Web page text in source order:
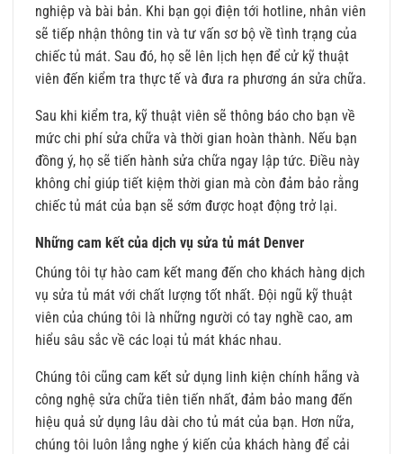
nghiệp và bài bản. Khi bạn gọi điện tới hotline, nhân viên
sẽ tiếp nhận thông tin và tư vấn sơ bộ về tình trạng của
chiếc tủ mát. Sau đó, họ sẽ lên lịch hẹn để cử kỹ thuật
viên đến kiểm tra thực tế và đưa ra phương án sửa chữa.
Sau khi kiểm tra, kỹ thuật viên sẽ thông báo cho bạn về
mức chi phí sửa chữa và thời gian hoàn thành. Nếu bạn
đồng ý, họ sẽ tiến hành sửa chữa ngay lập tức. Điều này
không chỉ giúp tiết kiệm thời gian mà còn đảm bảo rằng
chiếc tủ mát của bạn sẽ sớm được hoạt động trở lại.
Những cam kết của dịch vụ sửa tủ mát Denver
Chúng tôi tự hào cam kết mang đến cho khách hàng dịch
vụ sửa tủ mát với chất lượng tốt nhất. Đội ngũ kỹ thuật
viên của chúng tôi là những người có tay nghề cao, am
hiểu sâu sắc về các loại tủ mát khác nhau.
Chúng tôi cũng cam kết sử dụng linh kiện chính hãng và
công nghệ sửa chữa tiên tiến nhất, đảm bảo mang đến
hiệu quả sử dụng lâu dài cho tủ mát của bạn. Hơn nữa,
chúng tôi luôn lắng nghe ý kiến của khách hàng để cải